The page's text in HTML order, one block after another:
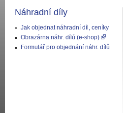
Náhradní díly
Jak objednat náhradní díl, ceníky
Obrazárna náhr. dílů (e-shop)
Formulář pro objednání náhr. dílů